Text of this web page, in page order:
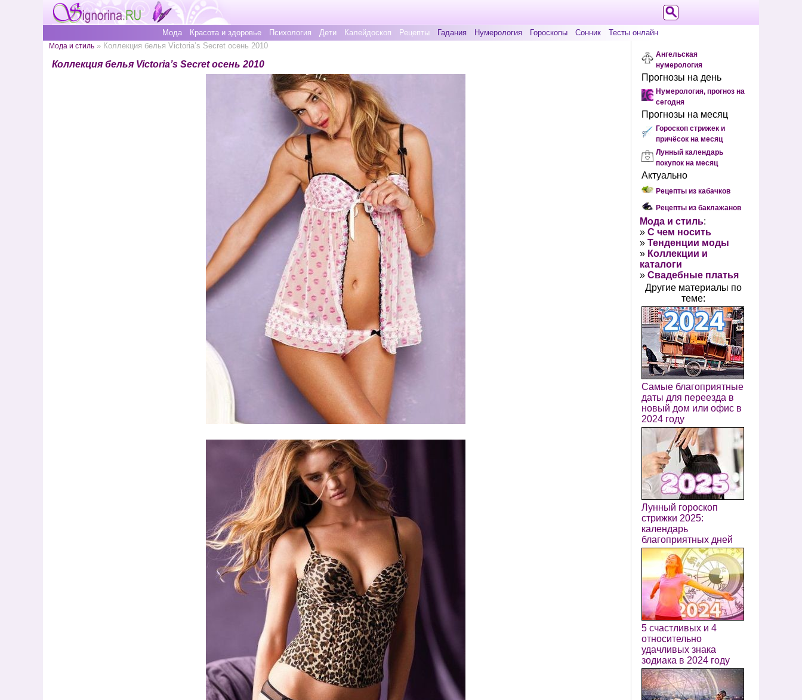
Мода Красота и здоровье Психология Дети Калейдоскоп Рецепты Гадания Нумерология Гороскопы Сонник Тесты онлайн
Мода и стиль » Коллекция белья Victoria’s Secret осень 2010
Коллекция белья Victoria’s Secret осень 2010
Ангельская
нумерология
Прогнозы на день
Нумерология, прогноз на
сегодня
Прогнозы на месяц
Гороскоп стрижек и
причёсок на месяц
Лунный календарь
покупок на месяц
Актуально
Рецепты из кабачков
Рецепты из баклажанов
Мода и стиль:
» С чем носить
» Тенденции моды
» Коллекции и
каталоги
» Свадебные платья
Другие материалы по
теме:
Самые благоприятные
даты для переезда в
новый дом или офис в
2024 году
Лунный гороскоп
стрижки 2025:
календарь
благоприятных дней
5 счастливых и 4
относительно
удачливых знака
зодиака в 2024 году